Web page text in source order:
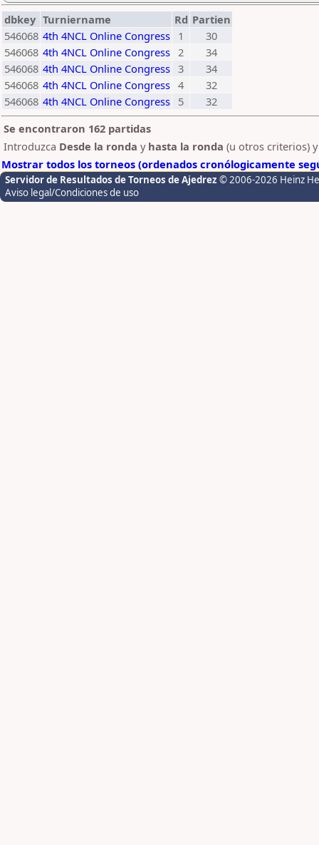
dbkey Turniername Rd Partien
546068 4th 4NCL Online Congress 1
30
546068 4th 4NCL Online Congress 2
34
546068 4th 4NCL Online Congress 3
34
546068 4th 4NCL Online Congress 4
32
546068 4th 4NCL Online Congress 5
32
Se encontraron 162 partidas
Introduzca Desde la ronda y hasta la ronda (u otros criterios)
Mostrar todos los torneos (ordenados cronólogicamente
Servidor de Resultados de Torneos de Ajedrez © 2006-2026 Heinz
Aviso legal/Condiciones de uso